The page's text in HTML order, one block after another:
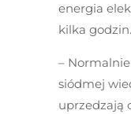
energia
kilka godzin.
–
siódmej
uprzedzają